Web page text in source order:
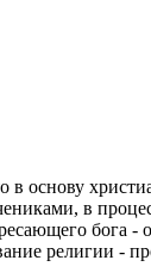
в основу
в
бога -
религии